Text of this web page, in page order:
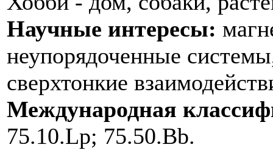
Научные интересы:
неупорядоченные
сверхтонкие
Международная
75.10.Lp; 75.50.Bb.